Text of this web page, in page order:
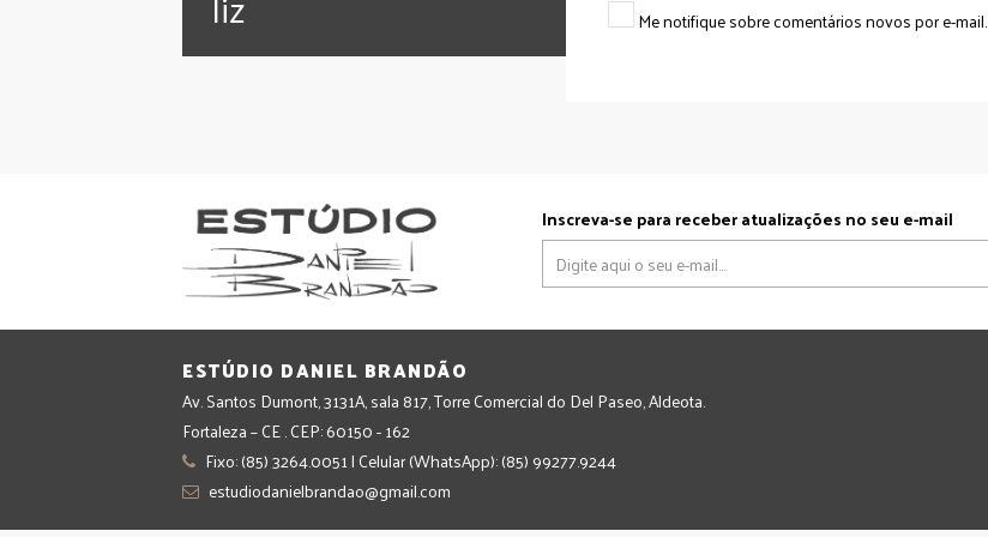
Me notifique sobre comentários novos por e-mail.
Inscreva-se para receber atualizações no seu e-mail
ESTÚDIO DANIEL BRANDÃO
Av. Santos Dumont, 3131A, sala 817, Torre Comercial do Del Paseo, Aldeota.
Fortaleza – CE . CEP: 60150 - 162
Fixo: (85) 3264.0051 | Celular (WhatsApp): (85) 99277.9244
estudiodanielbrandao@gmail.com